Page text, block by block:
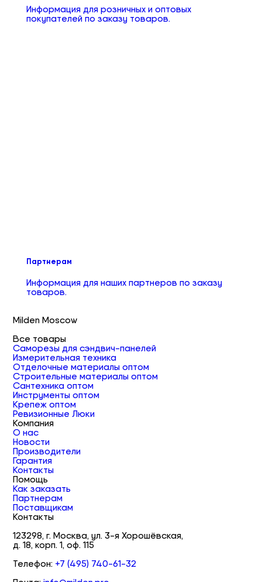
Информация для розничных и оптовых
покупателей по заказу товаров.
Партнерам
Информация для наших партнеров по заказу
товаров.
Milden Moscow
Все товары
Саморезы для сэндвич-панелей
Измерительная техника
Отделочные материалы оптом
Строительные материалы оптом
Сантехника оптом
Инструменты оптом
Крепеж оптом
Ревизионные Люки
Компания
О нас
Новости
Производители
Гарантия
Контакты
Помощь
Как заказать
Партнерам
Поставщикам
Контакты
123298, г. Москва, ул. 3-я Хорошёвская,
д. 18, корп. 1, оф. 115
Телефон: +7 (495) 740-61-32